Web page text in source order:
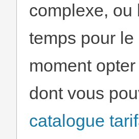
complexe, ou
temps pour
moment
dont vous
catalogue